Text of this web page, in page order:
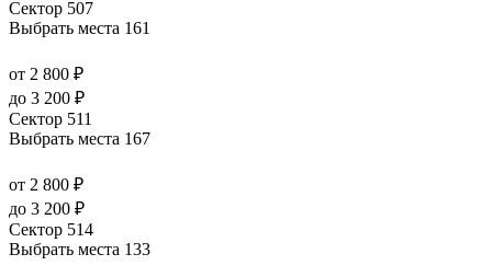
Сектор 507
Выбрать места 161
от 2 800 ₽
до 3 200 ₽
Сектор 511
Выбрать места 167
от 2 800 ₽
до 3 200 ₽
Сектор 514
Выбрать места 133